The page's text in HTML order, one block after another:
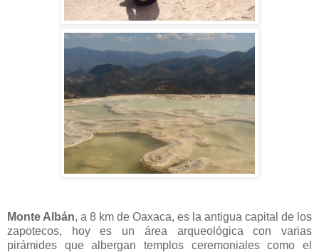
Monte Albán, a 8 km de Oaxaca, es la antigua capital de los
zapotecos, hoy es un área arqueológica con varias
pirámides que albergan templos ceremoniales como el